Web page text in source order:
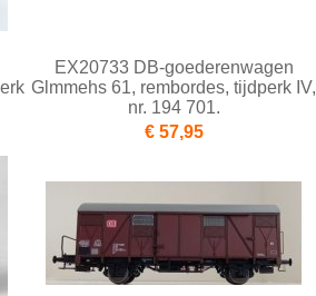
EX20733 DB-goederenwagen
Glmmehs 61, rembordes, tijdperk IV,
nr. 194 701.
€ 57,95